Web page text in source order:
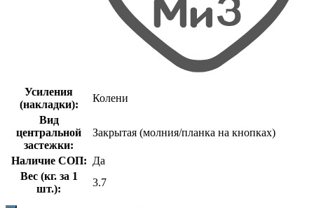
Усиления
(накладки):
Колени
Вид
центральной
застежки:
Закрытая (молния/планка на кнопках)
Наличие СОП: Да
Вес (кг. за 1
шт.):
3.7